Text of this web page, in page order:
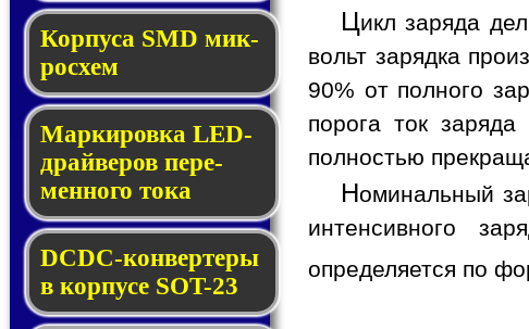
Корпуса SMD мик­
ро­схем
Маркировка LED-
драй­ве­ров пе­ре­
мен­но­го то­ка
DCDC-кон­вер­те­ры
в кор­пу­се SOT-23
Цикл заряда
вольт зарядка
90% от полного
порога ток
полностью
Номинальный
интенсивного
определяется по